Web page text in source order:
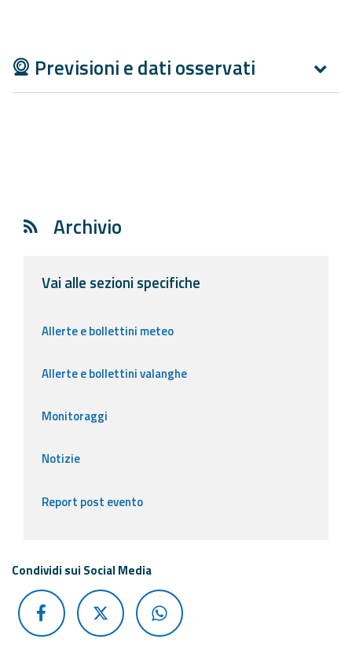
Useful info
About the
project
Previsioni e dati osservati
Archivio
Vai alle sezioni specifiche
Allerte e bollettini meteo
Allerte e bollettini valanghe
Monitoraggi
Notizie
Report post evento
Condividi sui Social Media